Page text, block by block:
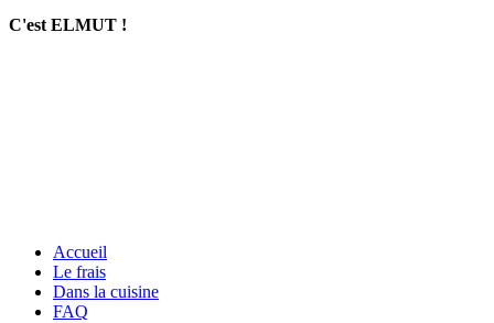
C'est ELMUT !
Accueil
Le frais
Dans la cuisine
FAQ